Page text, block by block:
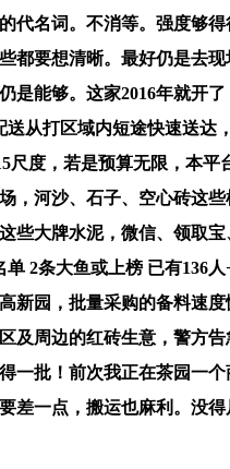
代名词。不消等。强度够
要想清晰。最好仍是去
能够。这家2016年就开
送从打区域内短途快速送达
度，若是预算无限，本
河沙、石子、空心砖这
大牌水泥，微信、领取
2条大鱼或上榜 已有136
园，批量采购的备料速
及周边的红砖生意，警方
批！前次我正在茶园一
一点，搬运也麻利。没